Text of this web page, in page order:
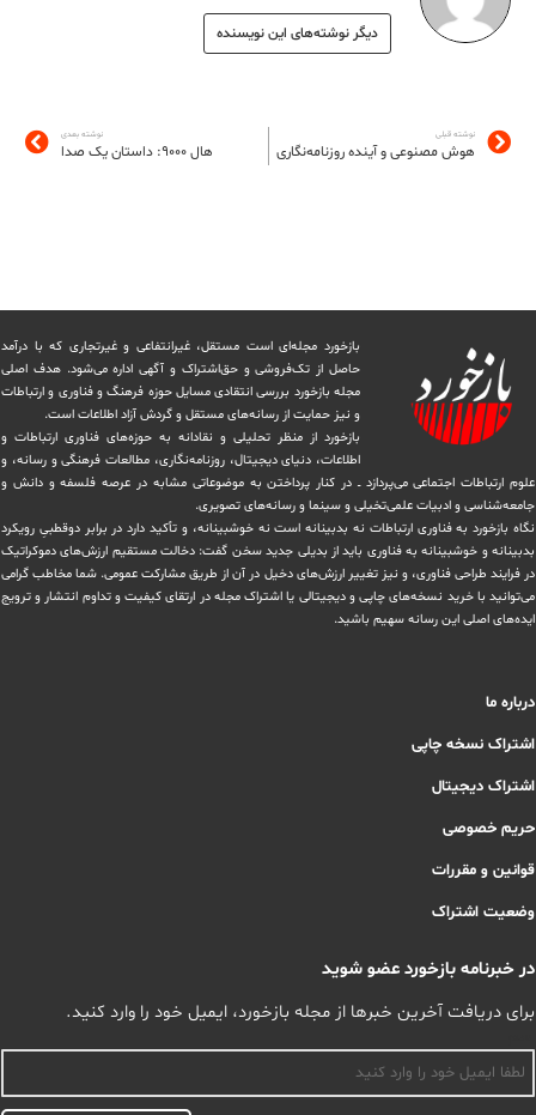
دیگر نوشته‌های این نویسنده
نوشته قبلی
هوش مصنوعی و آینده روزنامه‌نگاری
نوشته بعدی
هال ۹۰۰۰: داستان یک صدا
بازخورد مجله‌ای است مستقل، غیرانتفاعی و غیرتجاری که با درآمد
حاصل از تک‌فروشی و حق‌اشتراک و آگهی اداره می‌شود. ‏هدف اصلی
مجله بازخورد بررسی انتقادی مسایل حوزه فرهنگ و فناوری و ارتباطات
و نیز حمایت از رسانه‌های مستقل و‌ گردش ‏آزاد اطلاعات است.
بازخورد از منظر تحلیلی و نقادانه به حوزه‌های فناوری ارتباطات و
اطلاعات، دنیای دیجیتال، روزنامه‌نگاری، ‏مطالعات فرهنگی و رسانه، و
علوم ارتباطات اجتماعی می‌پردازد ــ در کنار پرداختن به موضوعاتی مشابه در عرصه فلسفه و دانش و
‏جامعه‌شناسی و ادبیات علمی‌تخیلی و سینما و رسانه‌های تصویری.
نگاه بازخورد به فناوری ارتباطات نه بدبینانه است نه خوشبینانه، و تأکید دارد ‏در برابر دوقطبیِ رویکرد
بدبینانه و خوشبینانه به فناوری باید از بدیلی جدید سخن گفت: دخالت مستقیم ارزش‌های دموکراتیک
در ‏فرایند طراحی فناوری، و نیز تغییر ارزش‌های دخيل در آن از طریق مشاركت عمومی. شما مخاطب گرامی
می‌توانید با خرید نسخه‌های چاپی و دیجیتالی یا ‏اشتراک مجله در ارتقای کیفیت و تداوم انتشار و ترویج
ایده‌های اصلی این رسانه سهیم باشید.
درباره ما
اشتراک نسخه چاپی
اشتراک دیجیتال
حریم خصوصی
قوانین و مقررات
وضعیت اشتراک
در خبرنامه بازخورد عضو شوید
برای دریافت آخرین خبرها از مجله بازخورد، ایمیل خود را وارد کنید.